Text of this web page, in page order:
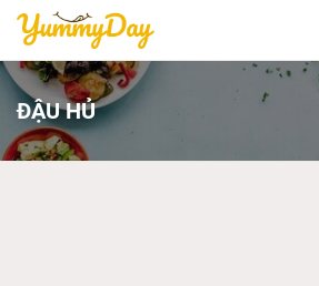
ĐẬU HỦ